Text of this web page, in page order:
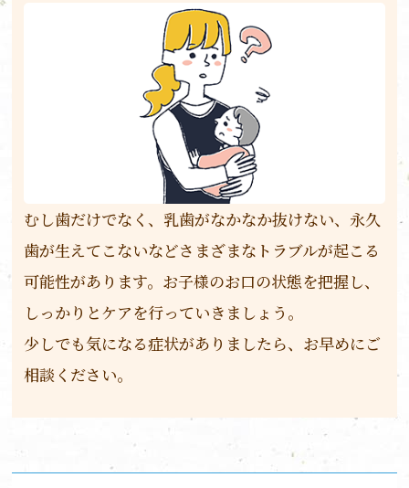
むし歯だけでなく、乳歯がなかなか抜けない、永久
歯が生えてこないなどさまざまなトラブルが起こる
可能性があります。お子様のお口の状態を把握し、
しっかりとケアを行っていきましょう。
少しでも気になる症状がありましたら、お早めにご
相談ください。